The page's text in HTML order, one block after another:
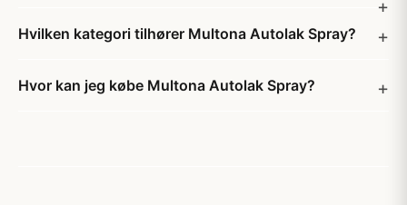
Hvilken kategori tilhører Multona Autolak Spray?
Hvor kan jeg købe Multona Autolak Spray?